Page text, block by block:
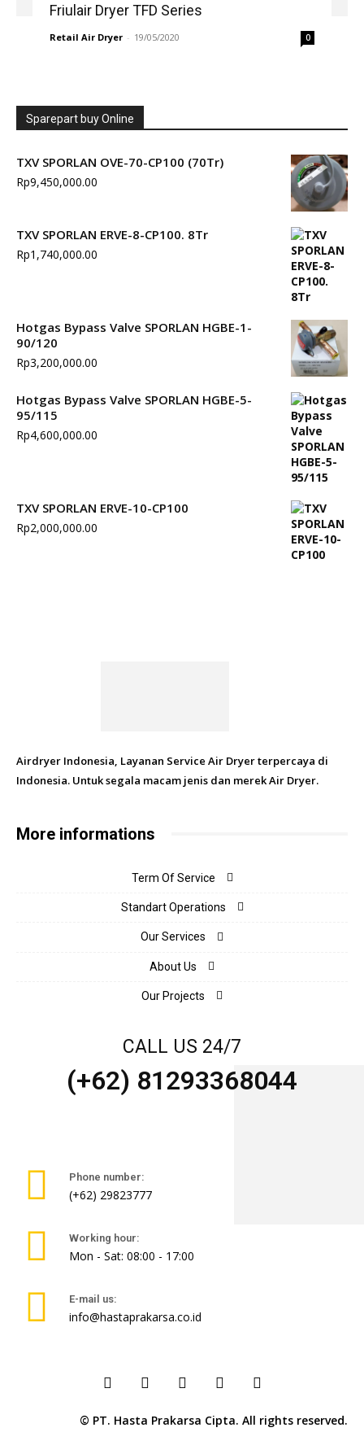
Friulair Dryer TFD Series
Retail Air Dryer - 19/05/2020 0
Sparepart buy Online
TXV SPORLAN OVE-70-CP100 (70Tr)
Rp9,450,000.00
TXV SPORLAN ERVE-8-CP100. 8Tr
Rp1,740,000.00
Hotgas Bypass Valve SPORLAN HGBE-1-
90/120
Rp3,200,000.00
Hotgas Bypass Valve SPORLAN HGBE-5-
95/115
Rp4,600,000.00
TXV SPORLAN ERVE-10-CP100
Rp2,000,000.00
Airdryer Indonesia, Layanan Service Air Dryer terpercaya di
Indonesia. Untuk segala macam jenis dan merek Air Dryer.
More informations
Term Of Service
Standart Operations
Our Services
About Us
Our Projects
CALL US 24/7
(+62) 81293368044
Phone number:
(+62) 29823777
Working hour:
Mon - Sat: 08:00 - 17:00
E-mail us:
info@hastaprakarsa.co.id
© PT. Hasta Prakarsa Cipta. All rights reserved.